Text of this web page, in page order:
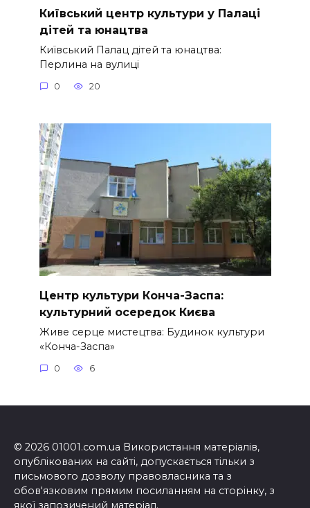
Київський центр культури у Палаці
дітей та юнацтва
Київський Палац дітей та юнацтва:
Перлина на вулиці
0 20
Центр культури Конча-Заспа:
культурний осередок Києва
Живе серце мистецтва: Будинок культури
«Конча-Заспа»
0 6
© 2026 01001.com.ua Використання матеріалів,
опублікованих на сайті, допускається тільки з
письмового дозволу правовласника та з
обов'язковим прямим посиланням на сторінку, з
якої запозичений матеріал.